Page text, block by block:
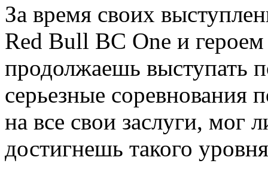
За время своих
Red Bull BC One и
продолжаешь выступать
серьезные соревнования
на все свои заслуги, мог
достигнешь такого